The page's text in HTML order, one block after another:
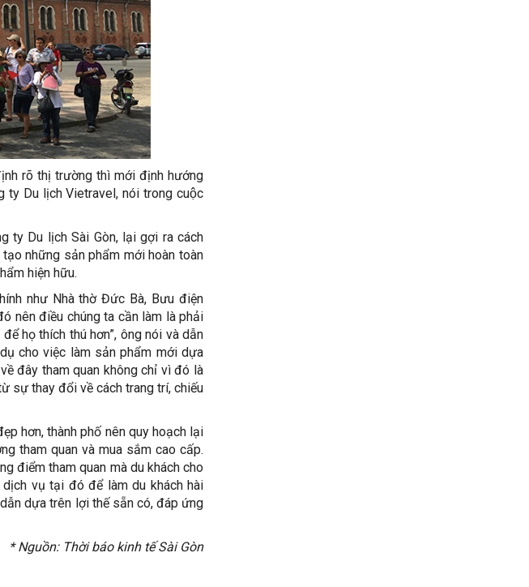
rõ thị trường thì mới định hướng
ty Du lịch Vietravel, nói trong cuộc
ty Du lịch Sài Gòn, lại gợi ra cách
những sản phẩm mới hoàn toàn
hiện hữu.
như Nhà thờ Đức Bà, Bưu điện
nên điều chúng ta cần làm là phải
họ thích thú hơn”, ông nói và dẫn
cho việc làm sản phẩm mới dựa
đây tham quan không chỉ vì đó là
sự thay đổi về cách trang trí, chiếu
hơn, thành phố nên quy hoạch lại
tham quan và mua sắm cao cấp.
điểm tham quan mà du khách cho
vụ tại đó để làm du khách hài
dựa trên lợi thế sẵn có, đáp ứng
* Nguồn: Thời báo kinh tế Sài Gòn